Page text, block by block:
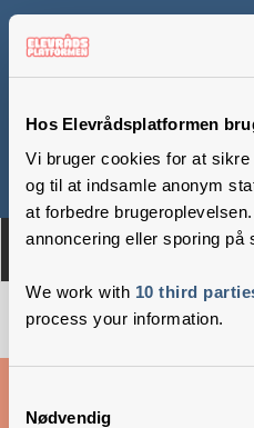
Hos Elevrådsplatformen
Vi bruger cookies for at
og til at indsamle anonym
at forbedre
annoncering eller sporing på
We work with 10 third
process your information.
Nødvendig
Om Medlemmer